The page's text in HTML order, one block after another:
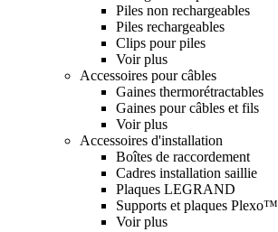
Piles non rechargeables
Piles rechargeables
Clips pour piles
Voir plus
Accessoires pour câbles
Gaines thermorétractables
Gaines pour câbles et fils
Voir plus
Accessoires d'installation
Boîtes de raccordement
Cadres installation saillie
Plaques LEGRAND
Supports et plaques Plexo™
Voir plus